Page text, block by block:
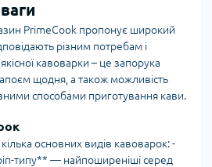
PrimeCook пропонує широкий
різним потребам і
кавоварки – це запорука
щодня, а також можливість
способами приготування кави.
основних видів кавоварок: -
типу** — найпоширеніші серед